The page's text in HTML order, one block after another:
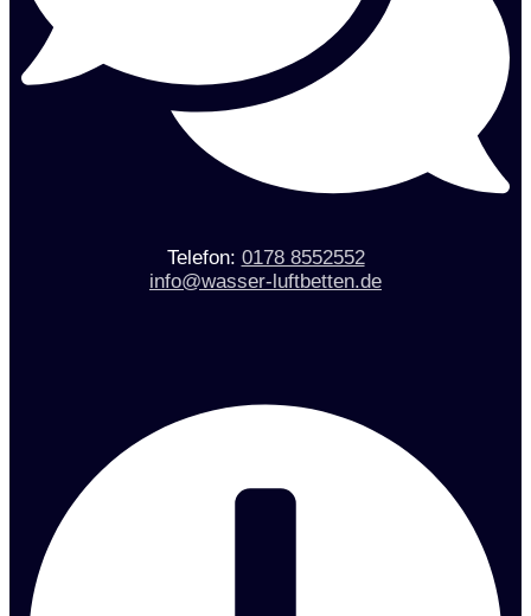
Telefon: 0178 8552552
info@wasser-luftbetten.de